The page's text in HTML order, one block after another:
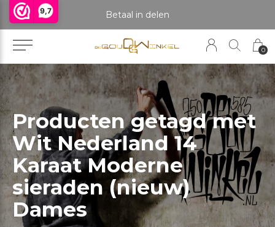
9,7
0
Betaal in delen
Producten getagd met
Wit Nederland 14
Karaat Moderne
sieraden (nieuw)
Dames